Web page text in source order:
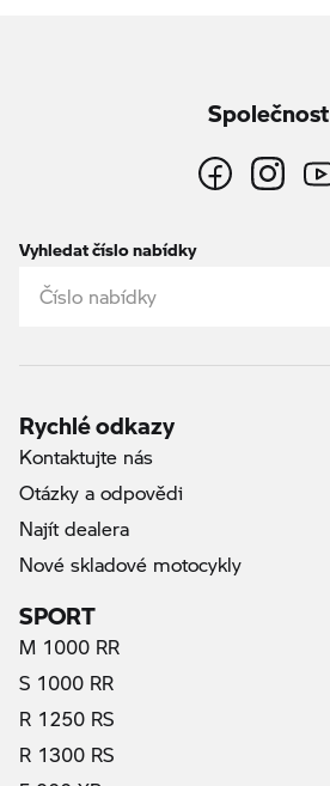
Společnost
Vyhledat číslo nabídky
Rychlé odkazy
Kontaktujte nás
Otázky a odpovědi
Najít dealera
Nové skladové motocykly
SPORT
M 1000 RR
S 1000 RR
R 1250 RS
R 1300 RS